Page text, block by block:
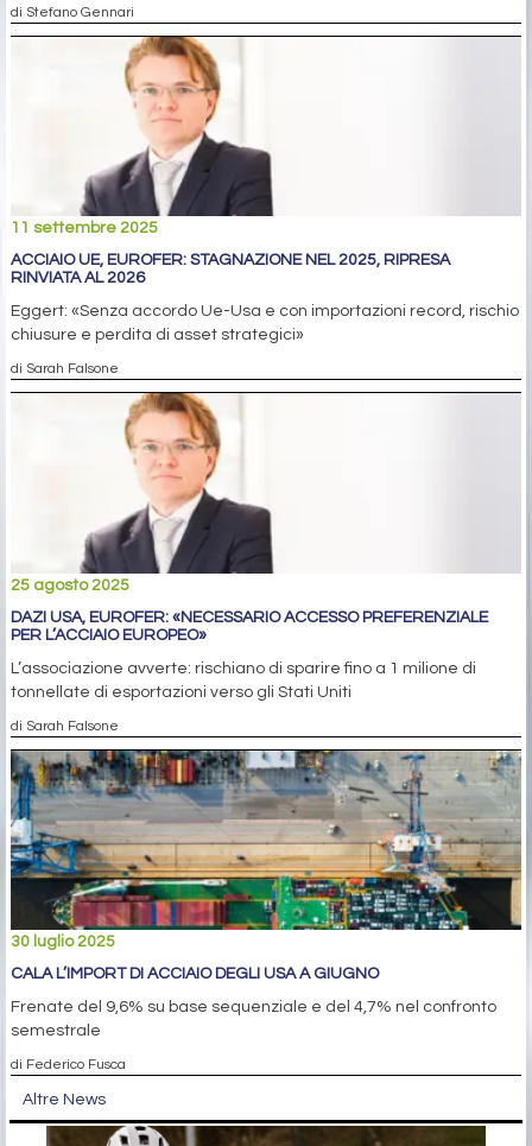
di Stefano Gennari
11 settembre 2025
ACCIAIO UE, EUROFER: STAGNAZIONE NEL 2025, RIPRESA
RINVIATA AL 2026
Eggert: «Senza accordo Ue-Usa e con importazioni record, rischio
chiusure e perdita di asset strategici»
di Sarah Falsone
25 agosto 2025
DAZI USA, EUROFER: «NECESSARIO ACCESSO PREFERENZIALE
PER L’ACCIAIO EUROPEO»
L’associazione avverte: rischiano di sparire fino a 1 milione di
tonnellate di esportazioni verso gli Stati Uniti
di Sarah Falsone
30 luglio 2025
CALA L’IMPORT DI ACCIAIO DEGLI USA A GIUGNO
Frenate del 9,6% su base sequenziale e del 4,7% nel confronto
semestrale
di Federico Fusca
Altre News